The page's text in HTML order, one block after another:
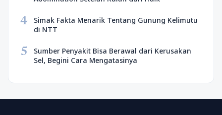
4
Simak Fakta Menarik Tentang Gunung Kelimutu
di NTT
5
Sumber Penyakit Bisa Berawal dari Kerusakan
Sel, Begini Cara Mengatasinya